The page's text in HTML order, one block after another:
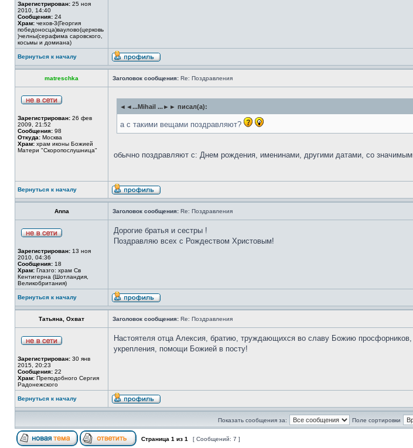
Зарегистрирован: 25 ноя
2010, 14:40
Сообщения: 24
Храм: чехов-3(Георгия
победоносца)ваулово(церковь
)челны(серафима саровского,
косьмы и домиана)
Вернуться к началу
matreschka Заголовок сообщения: Re: Поздравления
Зарегистрирован: 26 фев
2009, 21:52
Сообщения: 98
Откуда: Москва
Храм: храм иконы Божией
Матери "Скоропослушница"
◄◄...Mihail ...►► писал(а):
а с такими вещами поздравляют?
обычно поздравляют с: Днем рождения, именинами, другими датами, со
Вернуться к началу
Anna Заголовок сообщения: Re: Поздравления
Зарегистрирован: 13 ноя
2010, 04:36
Сообщения: 18
Храм: Глазго: храм Cв
Кентигерна (Шотландия,
Великобритания)
Дорогие братья и сестры !
Поздравляю всех с Рождеством Христовым!
Вернуться к началу
Татьяна, Охват Заголовок сообщения: Re: Поздравления
Зарегистрирован: 30 янв
2015, 20:23
Сообщения: 22
Храм: Преподобного Сергия
Радонежского
Настоятеля отца Алексия, братию, труждающихся во славу Божию
укрепления, помощи Божией в посту!
Вернуться к началу
Показать сообщения за: Поле сортировки
Страница 1 из 1 [ Сообщений: 7 ]